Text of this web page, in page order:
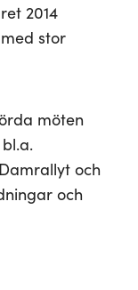
2014
stor
möten
och
och